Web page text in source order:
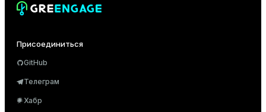
Присоединиться
GitHub
Телеграм
Хабр